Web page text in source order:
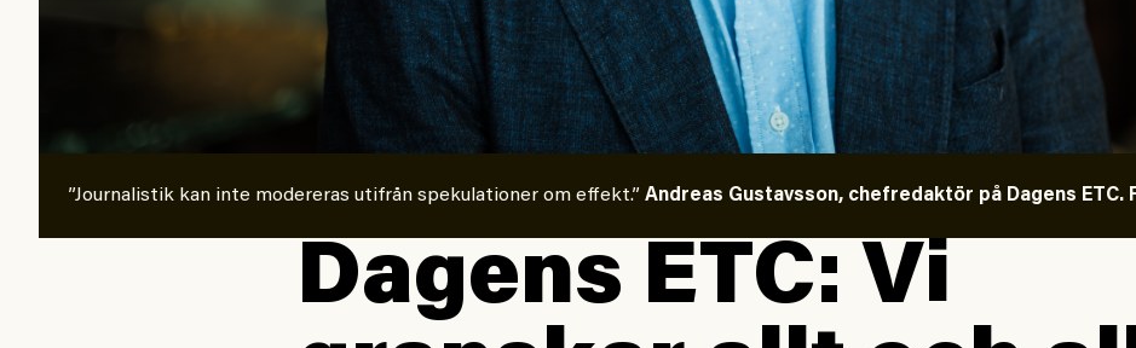
”Journalistik kan inte modereras utifrån spekulationer om effekt.” Andreas Gustavsson, chefredaktör på Dagens ETC.
Dagens ETC: Vi